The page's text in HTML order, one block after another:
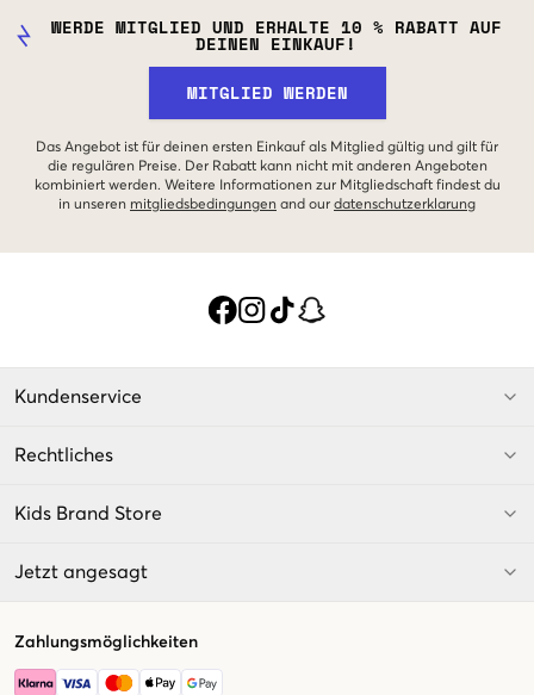
WERDE MITGLIED UND ERHALTE 10 % RABATT AUF
DEINEN EINKAUF!
MITGLIED WERDEN
Das Angebot ist für deinen ersten Einkauf als Mitglied gültig und gilt für
die regulären Preise. Der Rabatt kann nicht mit anderen Angeboten
kombiniert werden. Weitere Informationen zur Mitgliedschaft findest du
in unseren mitgliedsbedingungen and our datenschutzerklarung
Kundenservice
Rechtliches
Kids Brand Store
Jetzt angesagt
Zahlungsmöglichkeiten